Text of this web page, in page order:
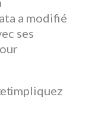
a modifié
ses
impliquez